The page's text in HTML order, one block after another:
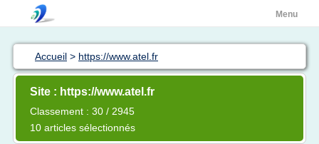
Menu
Accueil > https://www.atel.fr
Site : https://www.atel.fr
Classement : 30 / 2945
10 articles sélectionnés